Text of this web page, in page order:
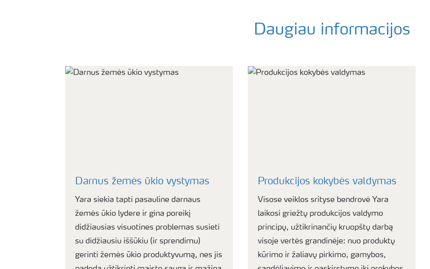
Daugiau informacijos
Darnus žemės ūkio vystymas
Yara siekia tapti pasauline darnaus
žemės ūkio lydere ir gina poreikį
didžiausias visuotines problemas susieti
su didžiausiu iššūkiu (ir sprendimu)
gerinti žemės ūkio produktyvumą, nes jis
Produkcijos kokybės valdymas
Visose veiklos srityse bendrovė Yara
laikosi griežtų produkcijos valdymo
principų, užtikrinančių kruopštų darbą
visoje vertės grandinėje: nuo produktų
kūrimo ir žaliavų pirkimo, gamybos,